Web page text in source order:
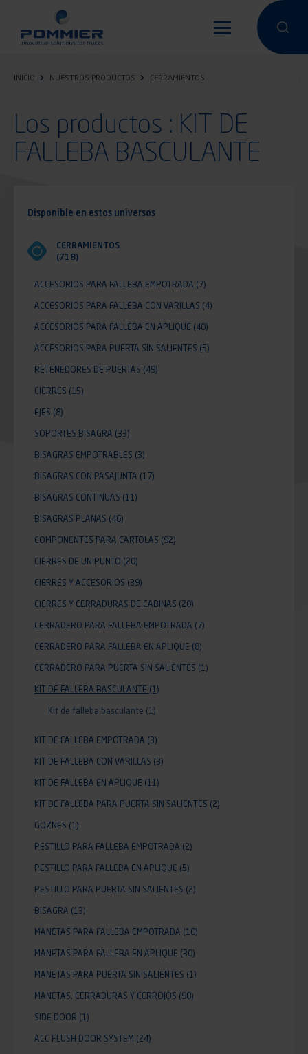
contenido
Hacer una
INICIO NUESTROS PRODUCTOS CERRAMIENTOS
Los productos : KIT DE
FALLEBA BASCULANTE
Disponible en estos universos
CERRAMIENTOS
(718)
ACCESORIOS PARA FALLEBA EMPOTRADA (7)
ACCESORIOS PARA FALLEBA CON VARILLAS (4)
ACCESORIOS PARA FALLEBA EN APLIQUE (40)
ACCESORIOS PARA PUERTA SIN SALIENTES (5)
RETENEDORES DE PUERTAS (49)
CIERRES (15)
EJES (8)
SOPORTES BISAGRA (33)
BISAGRAS EMPOTRABLES (3)
BISAGRAS CON PASAJUNTA (17)
BISAGRAS CONTINUAS (11)
BISAGRAS PLANAS (46)
COMPONENTES PARA CARTOLAS (92)
CIERRES DE UN PUNTO (20)
CIERRES Y ACCESORIOS (39)
CIERRES Y CERRADURAS DE CABINAS (20)
CERRADERO PARA FALLEBA EMPOTRADA (7)
CERRADERO PARA FALLEBA EN APLIQUE (8)
CERRADERO PARA PUERTA SIN SALIENTES (1)
KIT DE FALLEBA BASCULANTE (1)
Kit de falleba basculante (1)
KIT DE FALLEBA EMPOTRADA (3)
KIT DE FALLEBA CON VARILLAS (3)
KIT DE FALLEBA EN APLIQUE (11)
KIT DE FALLEBA PARA PUERTA SIN SALIENTES (2)
GOZNES (1)
PESTILLO PARA FALLEBA EMPOTRADA (2)
PESTILLO PARA FALLEBA EN APLIQUE (5)
PESTILLO PARA PUERTA SIN SALIENTES (2)
BISAGRA (13)
MANETAS PARA FALLEBA EMPOTRADA (10)
MANETAS PARA FALLEBA EN APLIQUE (30)
MANETAS PARA PUERTA SIN SALIENTES (1)
MANETAS, CERRADURAS Y CERROJOS (90)
SIDE DOOR (1)
ACC FLUSH DOOR SYSTEM (24)